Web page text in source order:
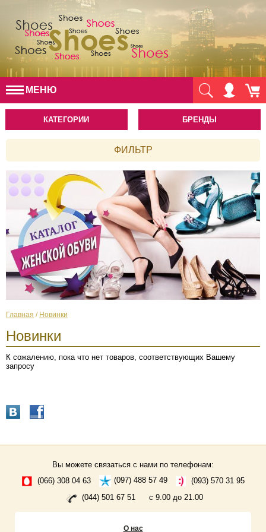
МЕНЮ
КАТЕГОРИИ БРЕНДЫ
ФИЛЬТР
Главная / Новинки
Новинки
К сожалению, пока что нет товаров, соответствующих Вашему
запросу
Вы можете связаться с нами по телефонам:
(066) 308 04 63
(097) 488 57 49
(093) 570 31 95
(044) 501 67 51
с 9.00 до 21.00
О нас